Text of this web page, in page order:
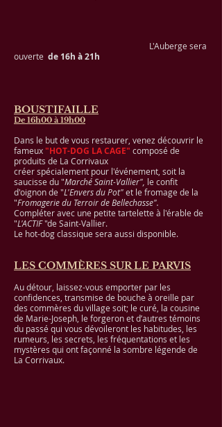
L'Auberge sera
ouverte de 16h à 21h
BOUSTIFAILLE
De 16h00 à 19h00
Dans le but de vous restaurer, venez découvrir le
fameux"HOT-DOG LA CAGE" composé de
produits de La Corrivaux
créer spécialement pour l'événement, soit la
saucisse du "Marché Saint-Vallier", le confit
d'oignon de "L'Envers du Pot"et le fromage de la
"Fromagerie du Terroir de Bellechasse".
Compléter avec une petite tartelette à l'érable de
"L'ACTIF"de Saint-Vallier.
Le hot-dog classique sera aussi disponible.
LES COMMÈRES SUR LE PARVIS
Au détour, laissez-vous emporter par les
confidences, transmise de bouche à oreille par
des commères du village soit; le curé, la cousine
de Marie-Joseph, le forgeron et d’autres témoins
du passé qui vous dévoileront les habitudes, les
rumeurs, les secrets, les fréquentations et les
mystères qui ont façonné la sombre légende de
La Corrivaux.